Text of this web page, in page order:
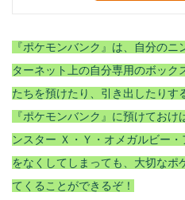
『ポケモンバンク』は、自分の
ターネット上の自分専用のボック
たちを預けたり、引き出したりす
『ポケモンバンク』に預けてお
ンスター Ｘ・Ｙ・オメガルビー
をなくしてしまっても、大切なポ
てくることができるぞ！